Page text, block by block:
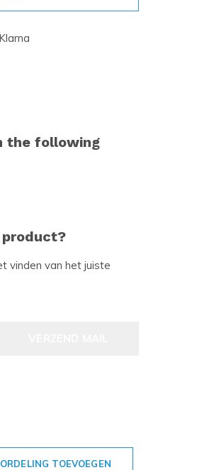
the following
vinden van het juiste
TOEVOEGEN